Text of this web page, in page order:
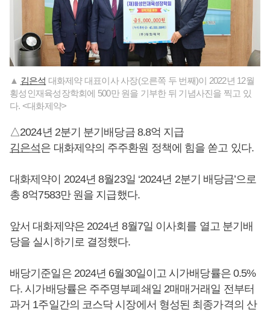
▲ 김은석 대화제약 대표이사 사장(오른쪽 두 번째)이 2022년 12월
횡성인재육성장학회에 500만 원을 기부한 뒤 기념사진을 찍고 있
다. <대화제약>
△2024년 2분기 분기배당금 8.8억 지급
김은석은 대화제약의 주주환원 정책에 힘을 쏟고 있다.
대화제약이 2024년 8월23일 ‘2024년 2분기 배당금’으로
총 8억7583만 원을 지급했다.
앞서 대화제약은 2024년 8월7일 이사회를 열고 분기배
당을 실시하기로 결정했다.
배당기준일은 2024년 6월30일이고 시가배당률은 0.5%
다. 시가배당률은 주주명부폐쇄일 2매매거래일 전부터
과거 1주일간의 코스닥 시장에서 형성된 최종가격의 산